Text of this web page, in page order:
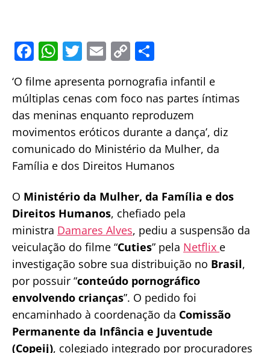
F
c
e
b
o
o
k
W
at
s
A
p
p
T
itt
er
E
ai
l
C
p
y
Li
n
k
h
ar
e
‘O filme apresenta pornografia infantil e
múltiplas cenas com foco nas partes íntimas
das meninas enquanto reproduzem
movimentos eróticos durante a dança’, diz
comunicado do Ministério da Mulher, da
Família e dos Direitos Humanos
O Ministério da Mulher, da Família e dos
Direitos Humanos, chefiado pela
ministra Damares Alves, pediu a suspensão da
veiculação do filme “Cuties” pela Netflix e
investigação sobre sua distribuição no Brasil,
por possuir “conteúdo pornográfico
envolvendo crianças”. O pedido foi
encaminhado à coordenação da Comissão
Permanente da Infância e Juventude
(Copeij), colegiado integrado por procuradores